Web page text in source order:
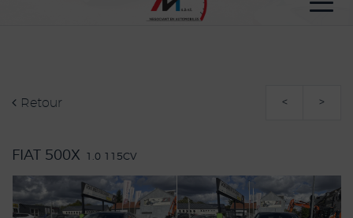
Retour < >
FIAT 500X 1.0 115CV